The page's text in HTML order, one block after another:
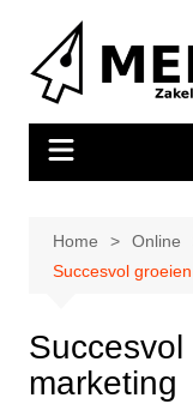
inhoud
Home
Online
Succesvol
marketing